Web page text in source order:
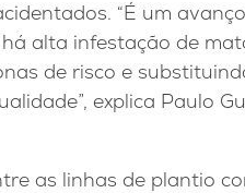
“É um
alta infestação de
de risco e
explica Paulo
as linhas de plantio